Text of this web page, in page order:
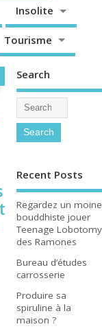
Insolite
Tourisme
Search
Recent Posts
Regardez un moine
bouddhiste jouer
Teenage Lobotomy
des Ramones
Bureau d’études
carrosserie
Produire sa
spiruline à la
maison ?